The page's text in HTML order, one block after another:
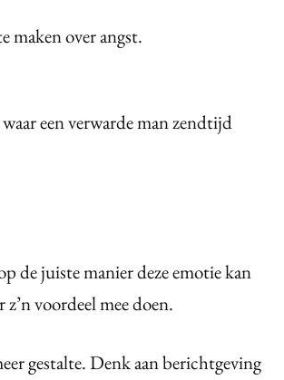
maken over angst.
een verwarde man zendtijd
de juiste manier deze emotie kan
z’n voordeel mee doen.
gestalte. Denk aan berichtgeving